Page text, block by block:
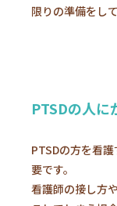
限りの準備をし
PTSDの人に
PTSDの方を看
要です。
看護師の接し方